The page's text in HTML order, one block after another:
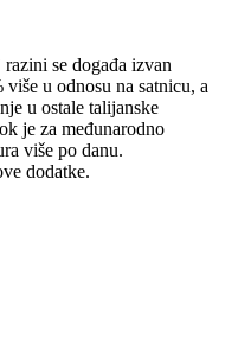
se događa izvan
u odnosu na satnicu, a
u ostale talijanske
je za međunarodno
više po danu.
dodatke.